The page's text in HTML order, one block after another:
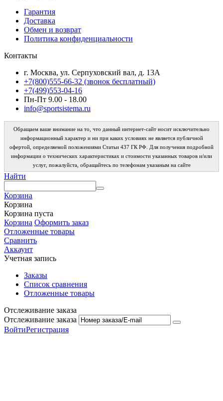
Гарантия
Доставка
Обмен и возврат
Политика конфиденциальности
Контакты
г. Москва, ул. Серпуховский вал, д. 13А
+7(800)555-66-32 (звонок бесплатный)
+7(499)553-04-16
Пн-Пт 9.00 - 18.00
info@sportsistema.ru
Обращаем ваше внимание на то, что данный интернет-сайт носит исключительно
информационный характер и ни при каких условиях не является публичной
офертой, определяемой положениями Статьи 437 ГК РФ. Для получения подробной
информации о технических характеристиках и стоимости указанных товаров и/или
услуг, пожалуйста, обращайтесь по телефонам указаным на сайте
Найти
Корзина
Корзина
Корзина пуста
Корзина Оформить заказ
Отложенные товары
Сравнить
Аккаунт
Учетная запись
Заказы
Список сравнения
Отложенные товары
Отслеживание заказа
Отслеживание заказа
ВойтиРегистрация